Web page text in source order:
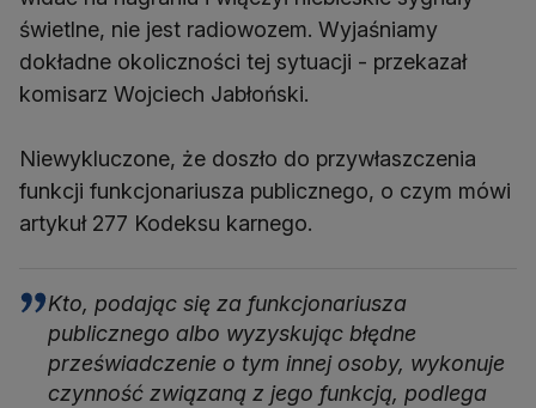
świetlne, nie jest radiowozem. Wyjaśniamy
dokładne okoliczności tej sytuacji - przekazał
komisarz Wojciech Jabłoński.
Niewykluczone, że doszło do przywłaszczenia
funkcji funkcjonariusza publicznego, o czym mówi
artykuł 277 Kodeksu karnego.
Kto, podając się za funkcjonariusza
publicznego albo wyzyskując błędne
przeświadczenie o tym innej osoby, wykonuje
czynność związaną z jego funkcją, podlega